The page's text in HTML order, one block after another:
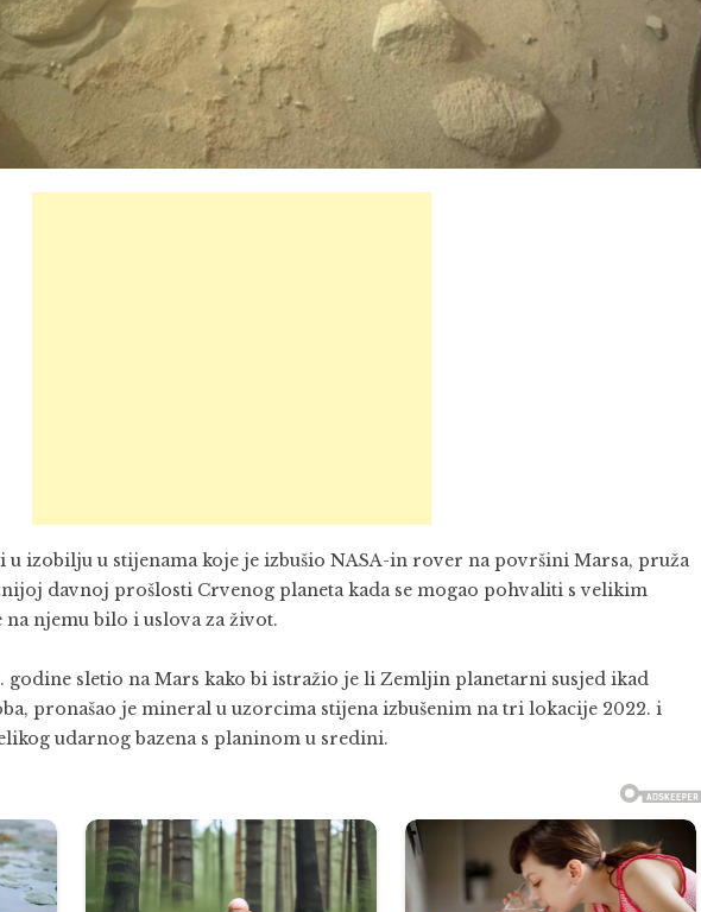
izobilju u stijenama koje je izbušio NASA-in rover na površini Marsa, pruža
davnoj prošlosti Crvenog planeta kada se mogao pohvaliti s velikim
njemu bilo i uslova za život.
godine sletio na Mars kako bi istražio je li Zemljin planetarni susjed ikad
pronašao je mineral u uzorcima stijena izbušenim na tri lokacije 2022. i
udarnog bazena s planinom u sredini.